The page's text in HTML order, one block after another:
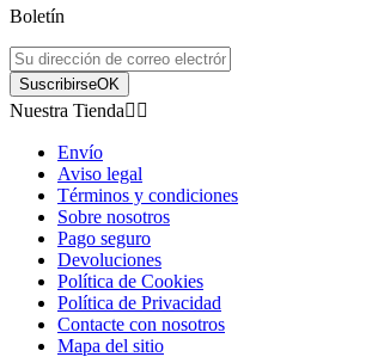


Revisión(0)
BOLI BORRABLE - DUCK DARK BLUE
LÁPICES / BOLÍGRAFOS /
ROTULADORES
2,95 €Precio
Boletín
SuscribirseOK
Nuestra Tienda 
Envío
Aviso legal
Términos y condiciones
Sobre nosotros
Pago seguro
Devoluciones
Política de Cookies
Política de Privacidad
Contacte con nosotros
Mapa del sitio